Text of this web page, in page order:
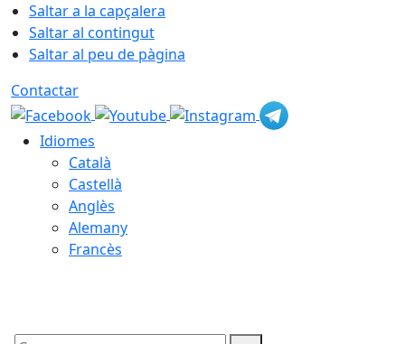
Saltar a la capçalera
Saltar al contingut
Saltar al peu de pàgina
Contactar
Idiomes
Català
Castellà
Anglès
Alemany
Francès